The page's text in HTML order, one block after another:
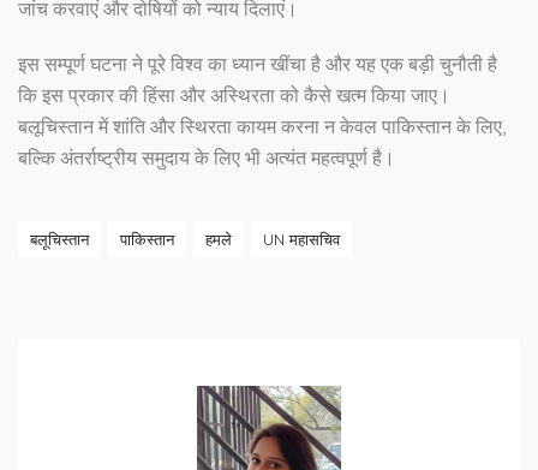
जांच करवाएं और दोषियों को न्याय दिलाएं।
इस सम्पूर्ण घटना ने पूरे विश्व का ध्यान खींचा है और यह एक बड़ी चुनौती है
कि इस प्रकार की हिंसा और अस्थिरता को कैसे खत्म किया जाए।
बलूचिस्तान में शांति और स्थिरता कायम करना न केवल पाकिस्तान के लिए,
बल्कि अंतर्राष्ट्रीय समुदाय के लिए भी अत्यंत महत्वपूर्ण है।
बलूचिस्तान पाकिस्तान हमले UN महासचिव